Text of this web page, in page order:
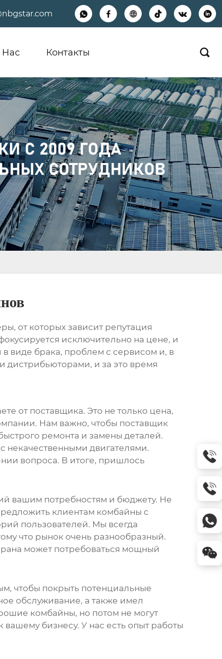
     
Контакты 
от которых зависит репутация
исключительно на цене, и
в виде брака, проблем с сервисом и, в
дистрибьюторами, и за это время
от поставщика. Это не только цена,
Нам важно, чтобы поставщик
ремонта и замены деталей.
некачественными двигателями.
вопроса. В итоге, пришлось
вашим потребностям и бюджету. Не
клиентам комбайны с
пользователей. Мы всегда
что рынок очень разнообразный.
может потребоваться мощный
чтобы покрыть потенциальные
обслуживание, а также имел
комбайны, но потом не могут
бизнесу. У нас есть опыт работы